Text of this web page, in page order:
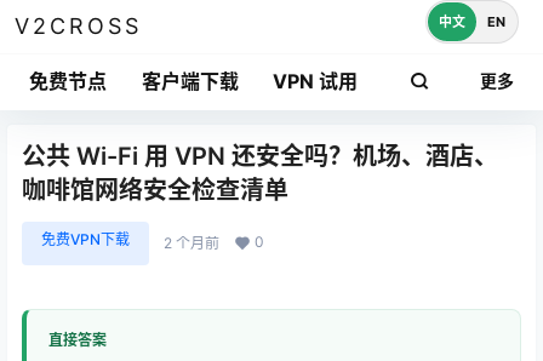
V2CROSS
免费节点 客户端下载 VPN 试用 更多
中文 EN
公共 Wi-Fi 用 VPN 还安全吗？机场、酒店、
咖啡馆网络安全检查清单
免费VPN下载 2 个月前 0
直接答案